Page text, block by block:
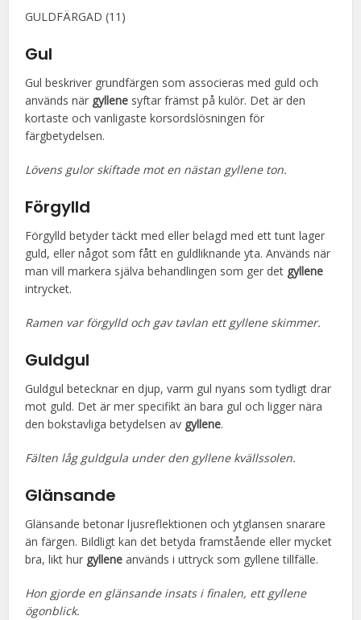
GULDFÄRGAD (11)
Gul
Gul beskriver grundfärgen som associeras med guld och
används när gyllene syftar främst på kulör. Det är den
kortaste och vanligaste korsordslösningen för
färgbetydelsen.
Lövens gulor skiftade mot en nästan gyllene ton.
Förgylld
Förgylld betyder täckt med eller belagd med ett tunt lager
guld, eller något som fått en guldliknande yta. Används när
man vill markera själva behandlingen som ger det gyllene
intrycket.
Ramen var förgylld och gav tavlan ett gyllene skimmer.
Guldgul
Guldgul betecknar en djup, varm gul nyans som tydligt drar
mot guld. Det är mer specifikt än bara gul och ligger nära
den bokstavliga betydelsen av gyllene.
Fälten låg guldgula under den gyllene kvällssolen.
Glänsande
Glänsande betonar ljusreflektionen och ytglansen snarare
än färgen. Bildligt kan det betyda framstående eller mycket
bra, likt hur gyllene används i uttryck som gyllene tillfälle.
Hon gjorde en glänsande insats i finalen, ett gyllene
ögonblick.